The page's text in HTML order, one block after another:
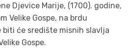
Djevice Marije, (1700). godine,
Velike Gospe, na brdu
biti će središte misnih slavlja
Gospe.